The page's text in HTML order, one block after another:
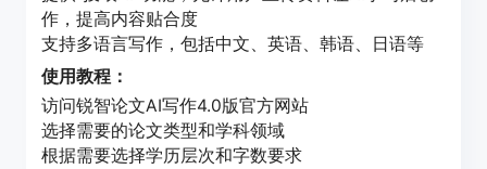
作，提高内容贴合度
支持多语言写作，包括中文、英语、韩语、日语等
使用教程：
访问锐智论文AI写作4.0版官方网站
选择需要的论文类型和学科领域
根据需要选择学历层次和字数要求